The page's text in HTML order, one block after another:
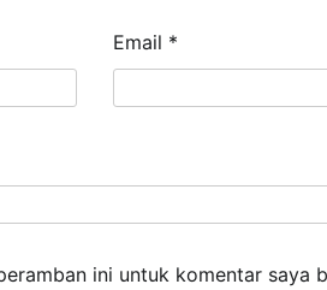
Email *
ini untuk komentar saya